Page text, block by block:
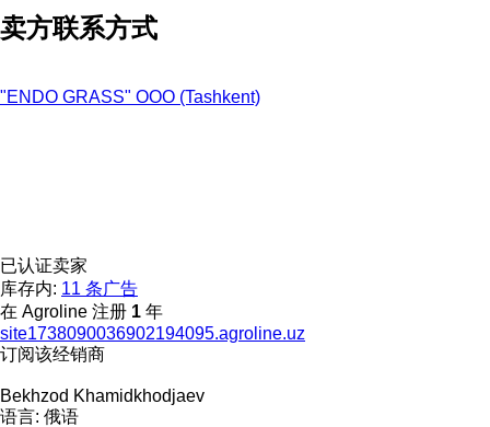
卖方联系方式
"ENDO GRASS" OOO (Tashkent)
已认证卖家
库存内: 11 条广告
在 Agroline 注册 1 年
site1738090036902194095.agroline.uz
订阅该经销商
Bekhzod Khamidkhodjaev
语言: 俄语